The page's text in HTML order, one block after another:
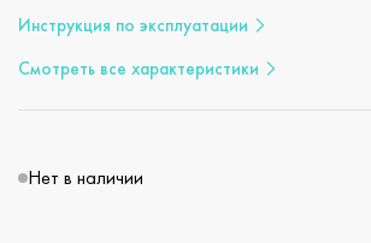
Инструкция по эксплуатации
Смотреть все характеристики
Нет в наличии